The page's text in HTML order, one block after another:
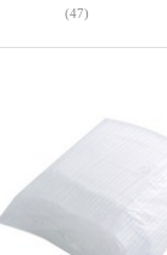
(47)